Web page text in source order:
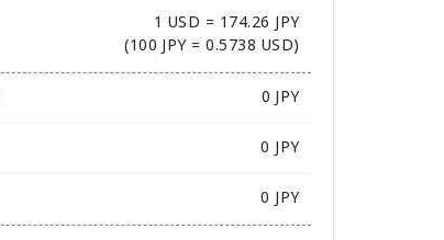
1 USD = 174.26 JPY
(100 JPY = 0.5738 USD)
0 JPY
0 JPY
0 JPY